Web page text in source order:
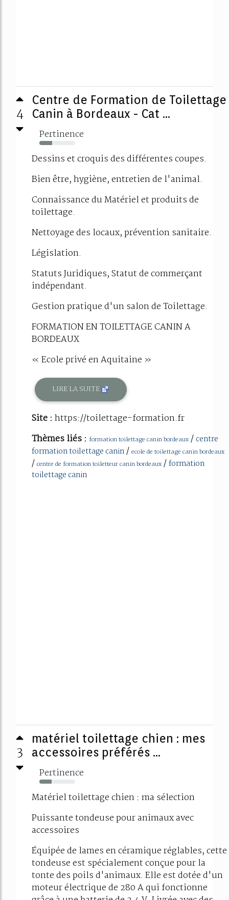
4
Centre de Formation de Toilettage
Canin à Bordeaux - Cat ...
Pertinence
35%
Dessins et croquis des différentes coupes.
Bien être, hygiène, entretien de l'animal.
Connaissance du Matériel et produits de
toilettage.
Nettoyage des locaux, prévention sanitaire.
Législation.
Statuts Juridiques, Statut de commerçant
indépendant.
Gestion pratique d'un salon de Toilettage.
FORMATION EN TOILETTAGE CANIN A
BORDEAUX
« Ecole privé en Aquitaine »
LIRE LA SUITE
Site : https://toilettage-formation.fr
Thèmes liés : formation toilettage canin bordeaux / centre
formation toilettage canin/ ecole de toilettage canin bordeaux
/ centre de formation toiletteur canin bordeaux /formation
toilettage canin
3
matériel toilettage chien : mes
accessoires préférés ...
Pertinence
34%
Matériel toilettage chien : ma sélection
Puissante tondeuse pour animaux avec
accessoires
Équipée de lames en céramique réglables, cette
tondeuse est spécialement conçue pour la
tonte des poils d'animaux. Elle est dotée d'un
moteur électrique de 280 A qui fonctionne